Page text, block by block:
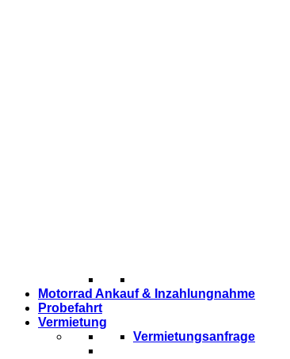
Motorrad Ankauf & Inzahlungnahme
Probefahrt
Vermietung
Vermietungsanfrage